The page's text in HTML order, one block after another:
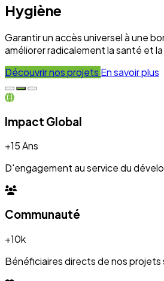
+10k
Bénéficiaires directs de nos projets
Engagement
Transparence et dévouement pour
Expertise
Experts mobilisés pour le
Nos Réalisations
Projets qui